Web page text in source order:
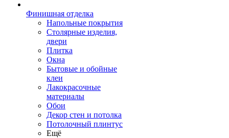
Финишная отделка
Напольные покрытия
Столярные изделия,
двери
Плитка
Окна
Бытовые и обойные
клеи
Лакокрасочные
материалы
Обои
Декор стен и потолка
Потолочный плинтус
Ещё